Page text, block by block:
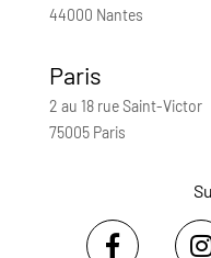
44000 Nantes
Paris
2 au 18 rue Saint-Victor
75005 Paris